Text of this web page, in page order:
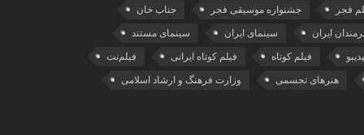
فجر جشنواره موسیقی فجر جناب خان
ایران سینمای ایران سینمای مستند
فیلم کوتاه فیلم کوتاه ایرانی فیلم‌نت
هنرهای تجسمی وزارت فرهنگ و ارشاد اسلامی